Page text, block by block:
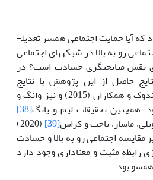
سؤال پژوهش حاضر این بود که آیا حمایت اجتماعی همسر تعدیل­
رو به بالا در شبکه­های اجتماعی
نقش میانجی­گری حسادت است؟ در
حاصل از این پژوهش با نتایج
تحقیقات پیشین همچون تاندوک و همکاران (2015) و نیز وانگ و
[38]
[39]
(2020)
مقایسه اجتماعی رو به بالا و حسادت
رابطه مثبت و معناداری وجود دارد
بود.